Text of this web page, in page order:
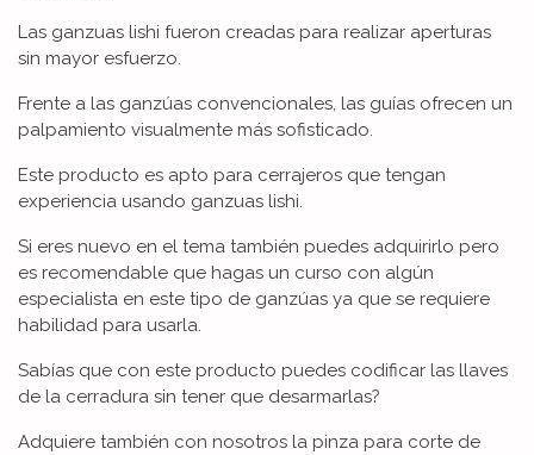
Las ganzuas lishi fueron creadas para realizar aperturas
sin mayor esfuerzo.
Frente a las ganzúas convencionales, las guías ofrecen un
palpamiento visualmente más sofisticado.
Este producto es apto para cerrajeros que tengan
experiencia usando ganzuas lishi.
Si eres nuevo en el tema también puedes adquirirlo pero
es recomendable que hagas un curso con algún
especialista en este tipo de ganzúas ya que se requiere
habilidad para usarla.
Sabías que con este producto puedes codificar las llaves
de la cerradura sin tener que desarmarlas?
Adquiere también con nosotros la pinza para corte de